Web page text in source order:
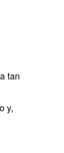
tan
y,